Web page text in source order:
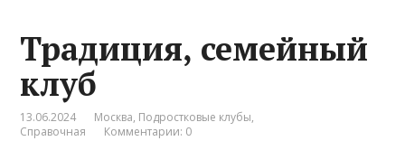
Традиция, семейный
клуб
13.06.2024 Москва, Подростковые клубы,
Справочная
Комментарии: 0